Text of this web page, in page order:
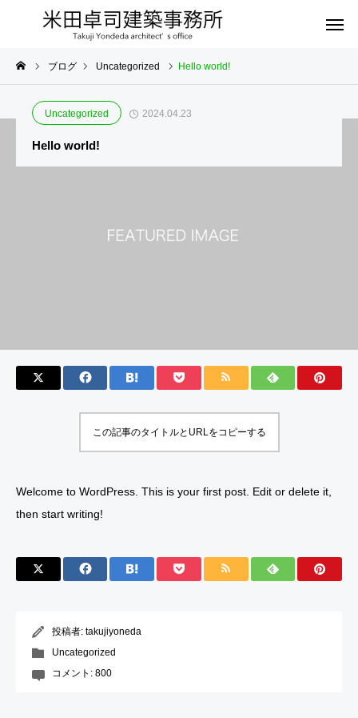
ブログ Uncategorized Hello world!
Uncategorized 2024.04.23
Hello world!
この記事のタイトルとURLをコピーする
Welcome to WordPress. This is your first post. Edit or delete it,
then start writing!
投稿者: takujiyoneda
Uncategorized
コメント: 800